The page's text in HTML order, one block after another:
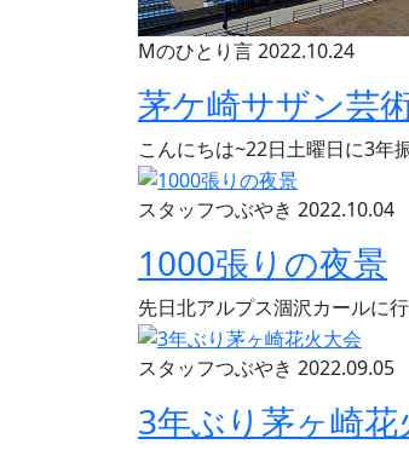
Mのひとり言2022.10.24
茅ケ崎サザン芸
こんにちは~22日土曜日に3年
スタッフつぶやき 2022.10.04
1000張りの夜景
先日北アルプス涸沢カールに
スタッフつぶやき 2022.09.05
3年ぶり茅ヶ崎花